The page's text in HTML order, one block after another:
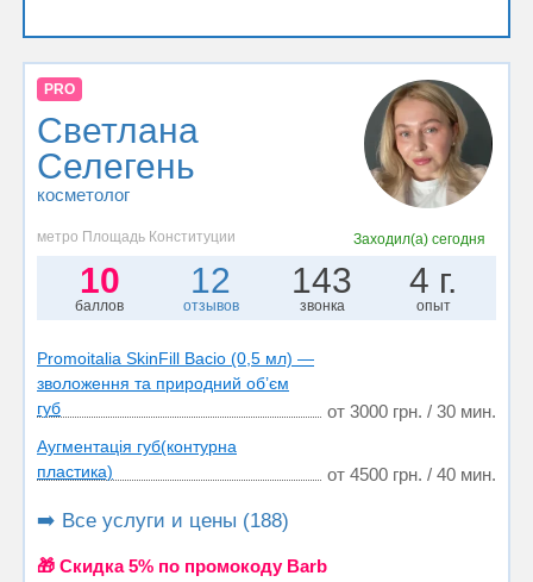
PRO
Светлана
Селегень
косметолог
метро Площадь Конституции Заходил(а)сегодня
10
баллов
12
отзывов
143
звонка
4 г.
опыт
Promoitalia SkinFill Bacio (0,5 мл) —
зволоження та природний об’єм
губ
от 3000 грн. / 30 мин.
Аугментація губ(контурна
пластика)
от 4500 грн. / 40 мин.
➡️ Все услуги и цены (188)
🎁 Cкидка 5% по промокоду Barb